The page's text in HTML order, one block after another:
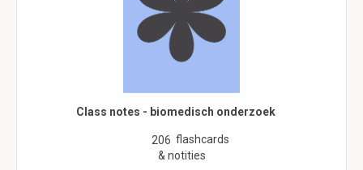
Class notes - biomedisch onderzoek
206 flashcards
& notities